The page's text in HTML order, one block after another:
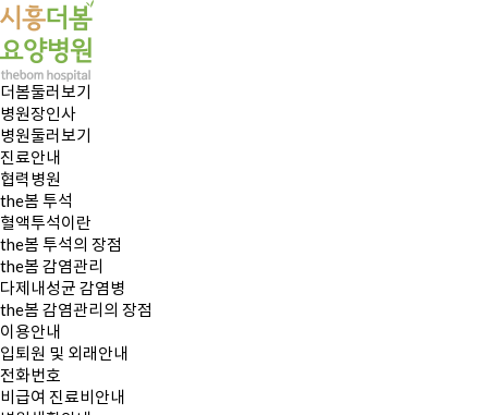
더봄둘러보기
병원장인사
병원둘러보기
진료안내
협력병원
the봄 투석
혈액투석이란
the봄 투석의 장점
the봄 감염관리
다제내성균 감염병
the봄 감염관리의 장점
이용안내
입퇴원 및 외래안내
전화번호
비급여 진료비안내